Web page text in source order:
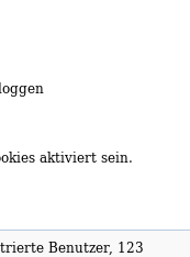
aktiviert sein.
Benutzer, 123